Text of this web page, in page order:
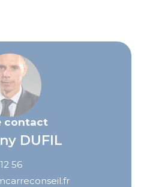
contact
DUFIL
56